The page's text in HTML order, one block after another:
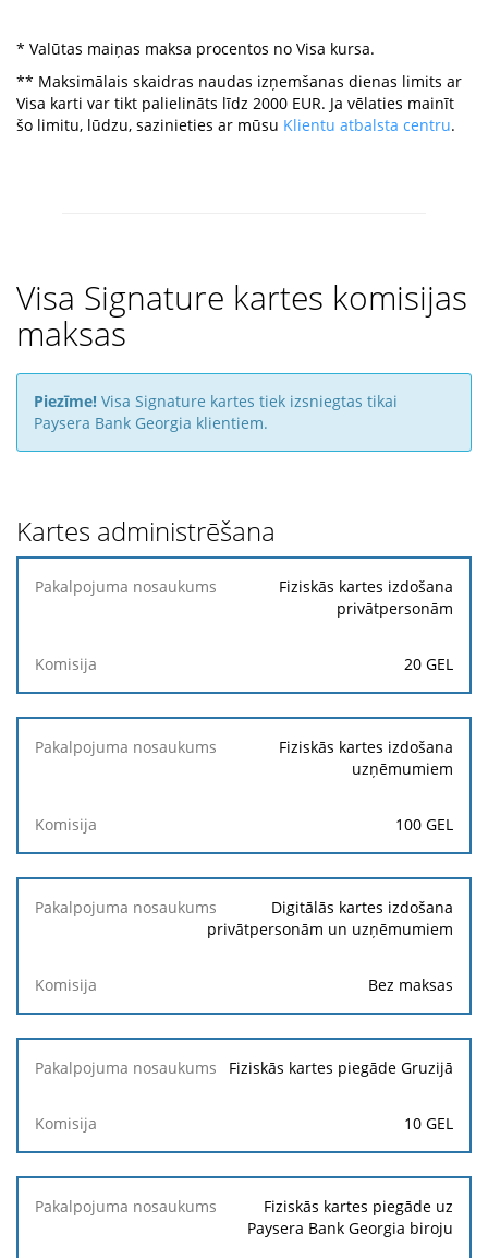
* Valūtas maiņas maksa procentos no Visa kursa.
** Maksimālais skaidras naudas izņemšanas dienas limits ar
Visa karti var tikt palielināts līdz 2000 EUR. Ja vēlaties mainīt
šo limitu, lūdzu, sazinieties ar mūsu Klientu atbalsta centru.
Visa Signature kartes komisijas
maksas
Piezīme! Visa Signature kartes tiek izsniegtas tikai
Paysera Bank Georgia klientiem.
Kartes administrēšana
Pakalpojuma
Komisija
Fiziskās kartes izdošana
privātpersonām
20 GEL
Fiziskās kartes izdošana
uzņēmumiem
100 GEL
Digitālās kartes izdošana
privātpersonām un uzņēmumiem
Bez maksas
Fiziskās kartes piegāde Gruzijā
10 GEL
Fiziskās kartes piegāde uz
Paysera Bank Georgia biroju